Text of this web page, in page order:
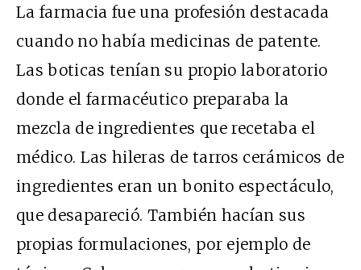
La farmacia fue una profesión destacada
cuando no había medicinas de patente.
Las boticas tenían su propio laboratorio
donde el farmacéutico preparaba la
mezcla de ingredientes que recetaba el
médico. Las hileras de tarros cerámicos de
ingredientes eran un bonito espectáculo,
que desapareció. También hacían sus
propias formulaciones, por ejemplo de